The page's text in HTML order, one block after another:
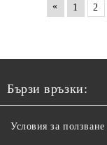
«
1 2
Бързи връзки:
Условия за ползване